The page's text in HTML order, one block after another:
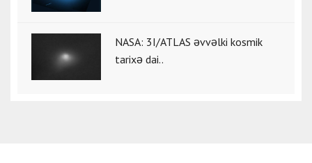
NASA: 3I/ATLAS əvvəlki kosmik
tarixə dai..